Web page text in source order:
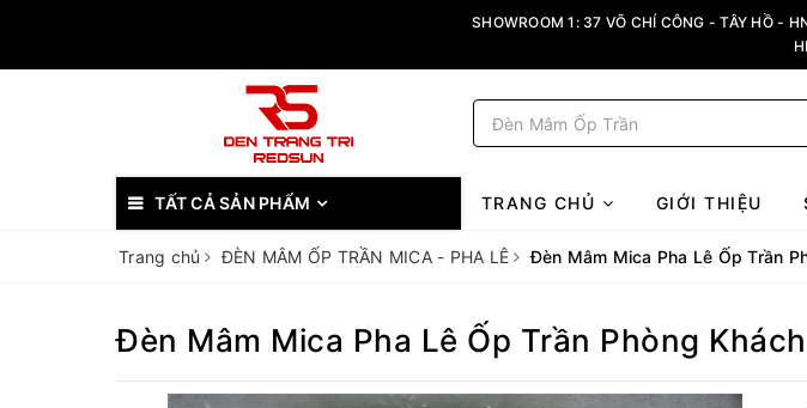
SHOWROOM 1: 37 VÕ CHÍ CÔNG - TÂY HỒ -
TẤT CẢ SẢN PHẨM TRANG CHỦ GIỚI THIỆU
Trang chủ ĐÈN MÂM ỐP TRẦN MICA - PHA LÊ Đèn Mâm Mica Pha Lê Ốp Trần
Đèn Mâm Mica Pha Lê Ốp Trần Phòng